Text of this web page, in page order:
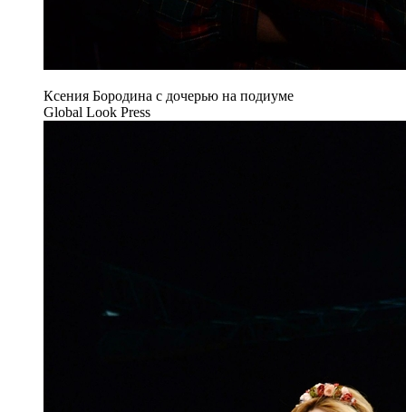
Ксения Бородина с дочерью на подиуме
Global Look Press